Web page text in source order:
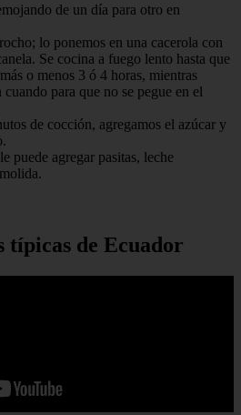
de un día para otro en
lo ponemos en una cacerola con
Se cocina a fuego lento hasta que
o menos 3 ó 4 horas, mientras
para que no se pegue en el
de cocción, agregamos el azúcar y
puede agregar pasitas, leche
típicas de Ecuador